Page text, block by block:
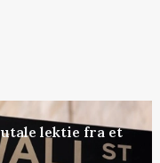
lektie fra et